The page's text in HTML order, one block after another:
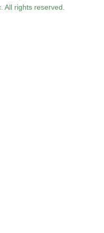
All rights reserved.